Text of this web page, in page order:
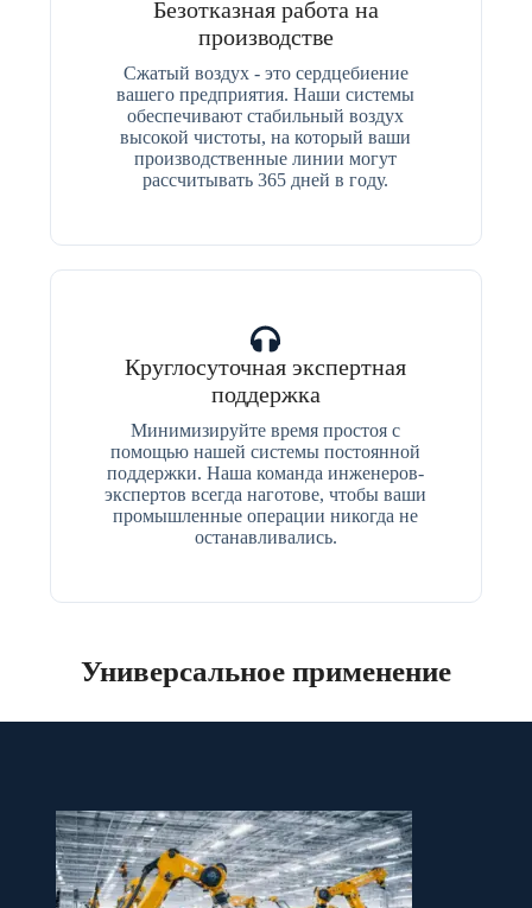
Безотказная работа на
производстве
Сжатый воздух - это сердцебиение
вашего предприятия. Наши системы
обеспечивают стабильный воздух
высокой чистоты, на который ваши
производственные линии могут
рассчитывать 365 дней в году.
Круглосуточная экспертная
поддержка
Минимизируйте время простоя с
помощью нашей системы постоянной
поддержки. Наша команда инженеров-
экспертов всегда наготове, чтобы ваши
промышленные операции никогда не
останавливались.
Универсальное применение